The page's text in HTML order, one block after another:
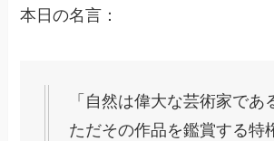
本日の名言：
「自然は偉大な芸術家であ
ただその作品を鑑賞する特